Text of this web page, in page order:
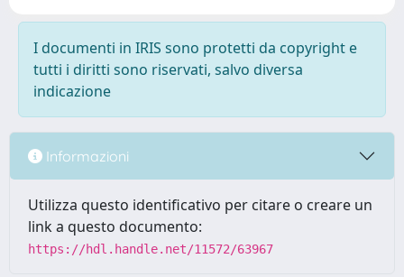
I documenti in IRIS sono protetti da copyright e
tutti i diritti sono riservati, salvo diversa
indicazione
Informazioni
Utilizza questo identificativo per citare o creare un
link a questo documento:
https://hdl.handle.net/11572/63967